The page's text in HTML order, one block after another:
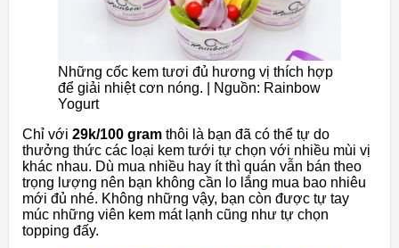
Những cốc kem tươi đủ hương vị thích hợp
để giải nhiệt cơn nóng. | Nguồn: Rainbow
Yogurt
Chỉ với 29k/100 gram thôi là bạn đã có thể tự do
thưởng thức các loại kem tưới tự chọn với nhiều mùi vị
khác nhau. Dù mua nhiều hay ít thì quán vẫn bán theo
trọng lượng nên bạn không cần lo lắng mua bao nhiêu
mới đủ nhé. Không những vậy, bạn còn được tự tay
múc những viên kem mát lạnh cũng như tự chọn
topping đấy.